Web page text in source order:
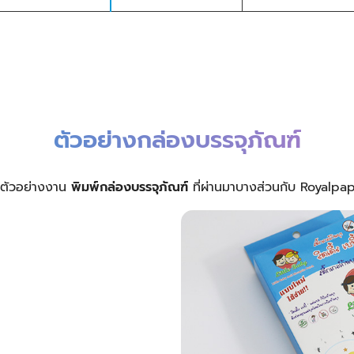
ตัวอย่างกล่องบรรจุภัณฑ์
วอย่างงาน พิมพ์กล่องบรรจุภัณฑ์ ที่ผ่านมาบางส่วนกับ